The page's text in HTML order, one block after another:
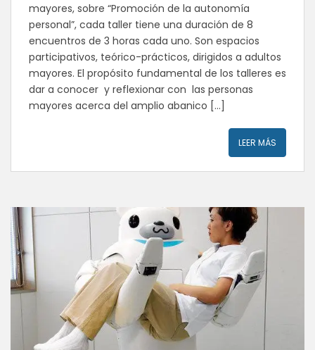
mayores, sobre “Promoción de la autonomía
personal”, cada taller tiene una duración de 8
encuentros de 3 horas cada uno. Son espacios
participativos, teórico-prácticos, dirigidos a adultos
mayores. El propósito fundamental de los talleres es
dar a conocer y reflexionar con las personas
mayores acerca del amplio abanico […]
LEER MÁS